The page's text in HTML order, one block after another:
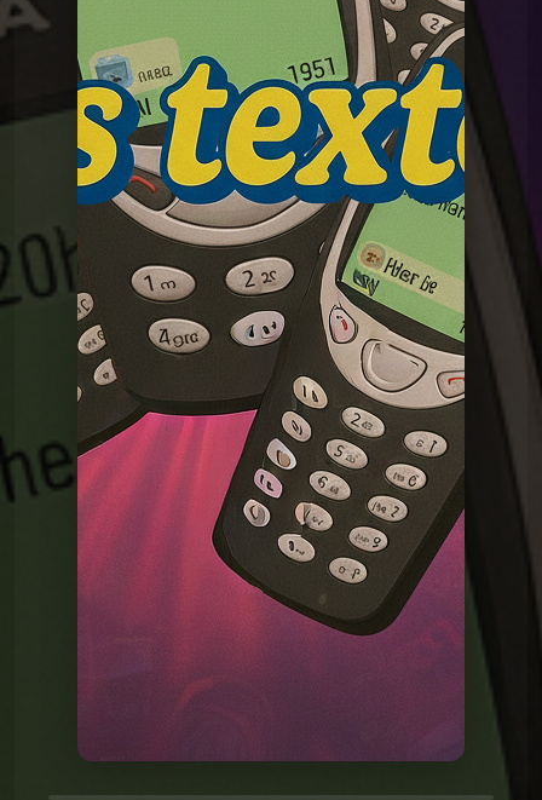
La Madeleine du Graal MDG 21 Les catalogues
La Madeleine du
Graal
MDG 20 Télécommande
universelle
La Madeleine du
Graal
MDG 19 Cartes à
collectionner
La Madeleine du
Graal
MDG 18 Le stylo 4
couleurs
La Madeleine du Graal MDG 17 VHS
La Madeleine du Graal MDG 16 Talkie Walkie
La Madeleine du Graal
La Madeleine du Graal
MDG 14 Le téléphone